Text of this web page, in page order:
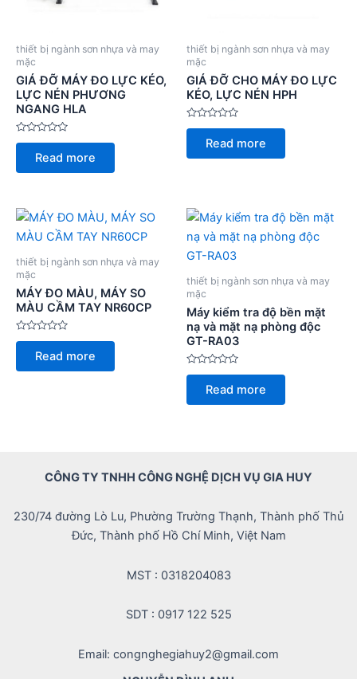
thiết bị ngành sơn nhựa và may
mặc
GIÁ ĐỠ MÁY ĐO LỰC KÉO,
LỰC NÉN PHƯƠNG
NGANG HLA
Rated
of
Read more
thiết bị ngành sơn nhựa và may
mặc
GIÁ ĐỠ CHO MÁY ĐO LỰC
KÉO, LỰC NÉN HPH
Rated
of
Read more
thiết bị ngành sơn nhựa và may
mặc
MÁY ĐO MÀU, MÁY SO
MÀU CẦM TAY NR60CP
Rated
of
Read more
thiết bị ngành sơn nhựa và may
mặc
Máy kiểm tra độ bền mặt
nạ và mặt nạ phòng độc
GT-RA03
Rated
of
Read more
CÔNG TY TNHH CÔNG NGHỆ DỊCH VỤ GIA HUY
230/74 đường Lò Lu, Phường Trường Thạnh, Thành phố Thủ
Đức, Thành phố Hồ Chí Minh, Việt Nam
MST : 0318204083
SDT : 0917 122 525
Email: congnghegiahuy2@gmail.com